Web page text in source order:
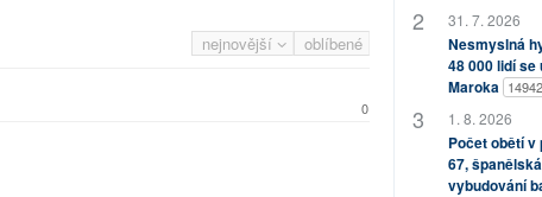
nejnovější oblíbené
0
31. 7. 2026
Nesmyslná
48 000 lidí se
Maroka 14942
1. 8. 2026
Počet obětí
67,
vybudování